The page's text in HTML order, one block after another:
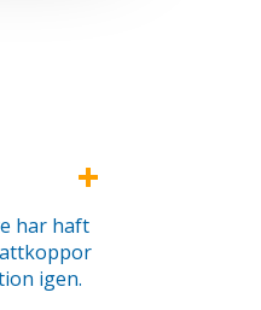
har haft
igen.